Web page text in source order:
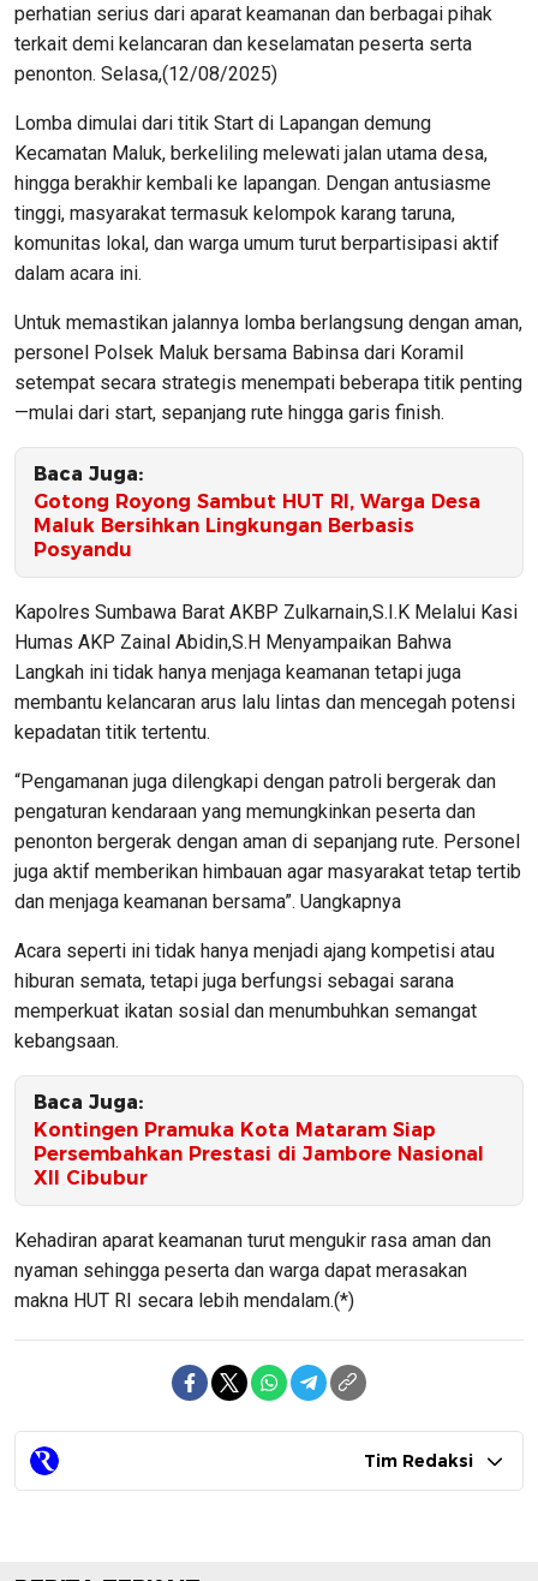
perhatian serius dari aparat keamanan dan berbagai pihak
terkait demi kelancaran dan keselamatan peserta serta
penonton. Selasa,(12/08/2025)
Lomba dimulai dari titik Start di Lapangan demung
Kecamatan Maluk, berkeliling melewati jalan utama desa,
hingga berakhir kembali ke lapangan. Dengan antusiasme
tinggi, masyarakat termasuk kelompok karang taruna,
komunitas lokal, dan warga umum turut berpartisipasi aktif
dalam acara ini.
Untuk memastikan jalannya lomba berlangsung dengan aman,
personel Polsek Maluk bersama Babinsa dari Koramil
setempat secara strategis menempati beberapa titik penting
—mulai dari start, sepanjang rute hingga garis finish.
Baca Juga:
Gotong Royong Sambut HUT RI, Warga Desa
Maluk Bersihkan Lingkungan Berbasis
Posyandu
Kapolres Sumbawa Barat AKBP Zulkarnain,S.I.K Melalui Kasi
Humas AKP Zainal Abidin,S.H Menyampaikan Bahwa
Langkah ini tidak hanya menjaga keamanan tetapi juga
membantu kelancaran arus lalu lintas dan mencegah potensi
kepadatan titik tertentu.
“Pengamanan juga dilengkapi dengan patroli bergerak dan
pengaturan kendaraan yang memungkinkan peserta dan
penonton bergerak dengan aman di sepanjang rute. Personel
juga aktif memberikan himbauan agar masyarakat tetap tertib
dan menjaga keamanan bersama”. Uangkapnya
Acara seperti ini tidak hanya menjadi ajang kompetisi atau
hiburan semata, tetapi juga berfungsi sebagai sarana
memperkuat ikatan sosial dan menumbuhkan semangat
kebangsaan.
Baca Juga:
Kontingen Pramuka Kota Mataram Siap
Persembahkan Prestasi di Jambore Nasional
XII Cibubur
Kehadiran aparat keamanan turut mengukir rasa aman dan
nyaman sehingga peserta dan warga dapat merasakan
makna HUT RI secara lebih mendalam.(*)
Tim Redaksi